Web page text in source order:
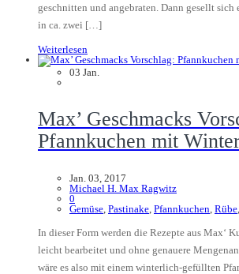
geschnitten und angebraten. Dann gesellt
in ca. zwei […]
Weiterlesen
03 Jan.
Max’ Geschmacks
Pfannkuchen mit
Jan. 03, 2017
Michael H. Max Ragwitz
0
Gemüse Pastinake Pfannkuchen Rübe
In dieser Form werden die Rezepte aus Max‘
leicht bearbeitet und ohne genauere
wäre es also mit einem winterlich-gefüllten